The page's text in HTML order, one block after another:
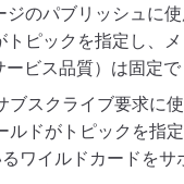
ジのパブリッシュに
トピックを指定し、
ビス品質）は固定
ブスクライブ要求に
ルドがトピックを指
ワイルドカードをサ